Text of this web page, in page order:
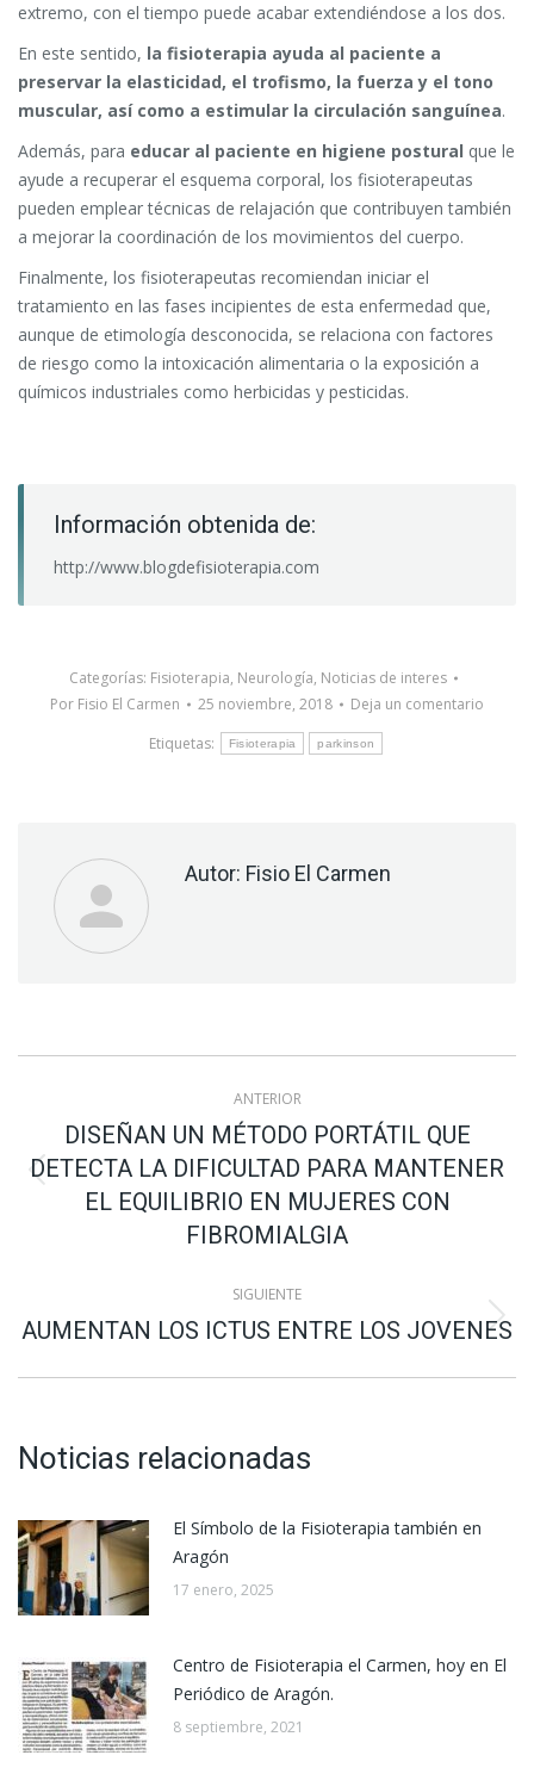
extremo, con el tiempo puede acabar extendiéndose a los dos.
En este sentido, la fisioterapia ayuda al paciente a
preservar la elasticidad, el trofismo, la fuerza y el tono
muscular, así como a estimular la circulación sanguínea.
Además, para educar al paciente en higiene postural que le
ayude a recuperar el esquema corporal, los fisioterapeutas
pueden emplear técnicas de relajación que contribuyen también
a mejorar la coordinación de los movimientos del cuerpo.
Finalmente, los fisioterapeutas recomiendan iniciar el
tratamiento en las fases incipientes de esta enfermedad que,
aunque de etimología desconocida, se relaciona con factores
de riesgo como la intoxicación alimentaria o la exposición a
químicos industriales como herbicidas y pesticidas.
Información obtenida de:
http://www.blogdefisioterapia.com
Categorías: Fisioterapia, Neurología, Noticias de interes
Por Fisio El Carmen 25 noviembre, 2018
Deja un comentario
Etiquetas:
Fisioterapia parkinson
Autor: Fisio El Carmen
Navegación
entre
publicaciones
ANTERIOR
Publicación
anterior:
DISEÑAN UN MÉTODO PORTÁTIL QUE
DETECTA LA DIFICULTAD PARA MANTENER
EL EQUILIBRIO EN MUJERES CON
FIBROMIALGIA
SIGUIENTE
Publicación
AUMENTAN LOS ICTUS ENTRE LOS JOVENES
Noticias relacionadas
El Símbolo de la Fisioterapia también en
Aragón
17 enero, 2025
Centro de Fisioterapia el Carmen, hoy en El
Periódico de Aragón.
8 septiembre, 2021